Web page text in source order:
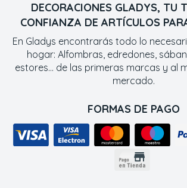
DECORACIONES GLADYS, TU
CONFIANZA DE ARTÍCULOS
En Gladys encontrarás todo lo
hogar: Alfombras, edredones,
estores... de las primeras marcas y al
mercado.
FORMAS DE PAGO